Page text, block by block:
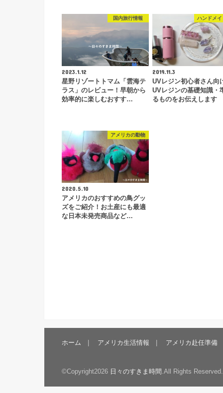
国内旅行情報
2023.1.12
星野リゾートトマム「雲海テ
ラス」のレビュー！早朝から
効率的に楽しむおすす…
ハンドメイ
2019.11.3
UVレジン初心者さん向
UVレジンの基礎知識・
るものをお伝えします
アメリカの動物
2020.5.10
アメリカのおすすめの鳥グッ
ズをご紹介！お土産にも最適
な日本未発売商品など…
ホーム アメリカ生活情報 アメリカ赴任準備
©Copyright2026 日々のすきま時間 .All Rights Reserved.